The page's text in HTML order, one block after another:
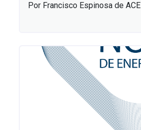
Por Francisco Espinosa de ACE